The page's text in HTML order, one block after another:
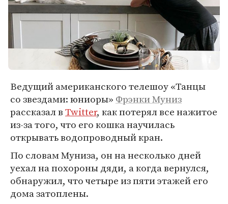
Ведущий американского телешоу «Танцы
со звездами: юниоры» Фрэнки Муниз
рассказал вTwitter, как потерял все нажитое
из-за того, что его кошка научилась
открывать водопроводный кран.
По словам Муниза, он на несколько дней
уехал на похороны дяди, а когда вернулся,
обнаружил, что четыре из пяти этажей его
дома затоплены.